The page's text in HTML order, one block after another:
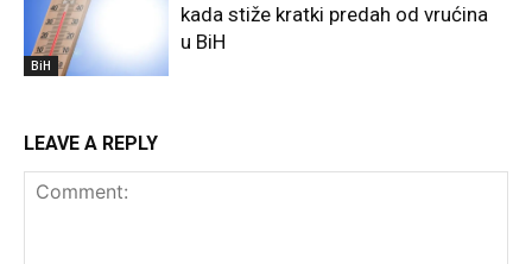
BiH
kada stiže kratki predah od vrućina
u BiH
LEAVE A REPLY